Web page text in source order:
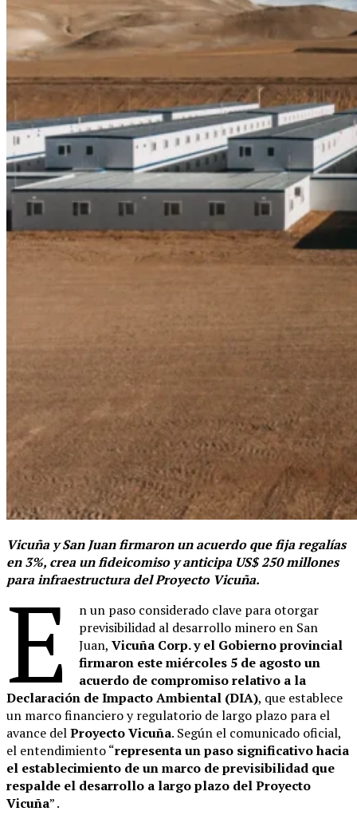
Vicuña y San Juan firmaron un acuerdo que fija regalías
en 3%, crea un fideicomiso y anticipa US$ 250 millones
para infraestructura del Proyecto Vicuña.
E
n un paso considerado clave para otorgar
previsibilidad al desarrollo minero en San
Juan,Vicuña Corp. y el Gobierno provincial
firmaron este miércoles 5 de agosto un
acuerdo de compromiso relativo a la
Declaración de Impacto Ambiental (DIA), que establece
un marco financiero y regulatorio de largo plazo para el
avance delProyecto Vicuña. Según el comunicado oficial,
el entendimiento “representa un paso significativo hacia
el establecimiento de un marco de previsibilidad que
respalde el desarrollo a largo plazo del Proyecto
Vicuña” .